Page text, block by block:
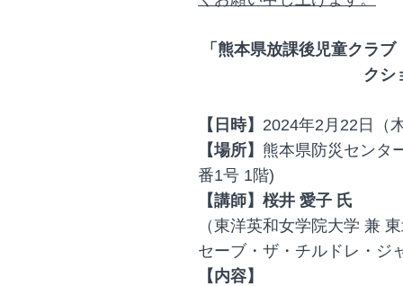
「熊本県放課後児童クラ
クシ
【日時】 2024年2月22日（
【場所】 熊本県防災センタ
番1号 1階)
【講師】桜井 愛子 氏
（東洋英和女学院大学 兼
セーブ・ザ・チルドレ・ジ
【内容】